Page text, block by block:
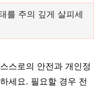
를 주의 깊게 살피세
스로의 안전과 개인정
세요. 필요할 경우 전